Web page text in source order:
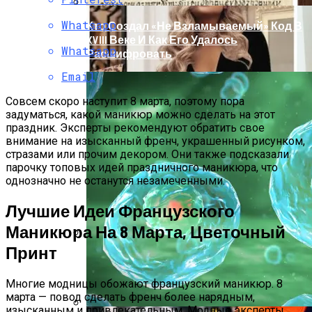
Раскрась Свой Год: Какой Цвет
Принесет Тебе Успех В 2026 Году По
Знаку Зодиака
Кто Создал «не Взламываемый» Код В
XVIII Веке И Как Его Удалось
Расшифровать
Whatsapp
Whatsapp
Email
Совсем скоро наступит 8 марта, поэтому пора
задуматься, какой маникюр можно сделать на этот
праздник. Эксперты рекомендуют обратить свое
внимание на изысканный френч, украшенный рисунком,
стразами или прочим декором. Они также подсказали
парочку топовых идей праздничного маникюра, что
однозначно не останутся незамеченными.
Лучшие Идеи Французского
Маникюра На 8 Марта, Цветочный
Принт
Многие модницы обожают французский маникюр. 8
марта — повод сделать френч более нарядным,